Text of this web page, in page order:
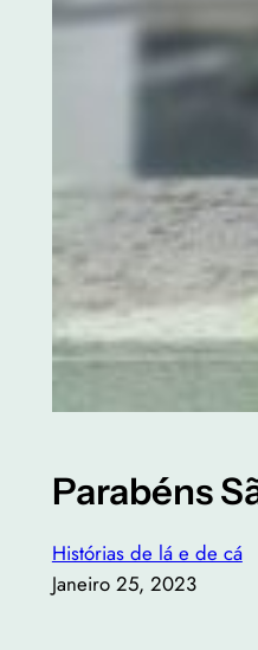
Parabéns
Histórias de lá e de cá
Janeiro 25, 2023